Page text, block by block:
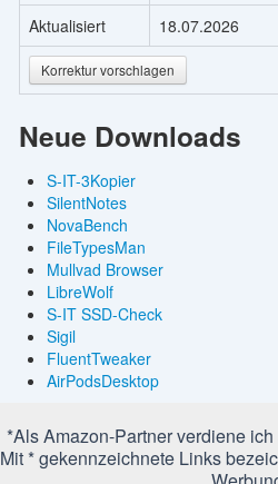
Aktualisiert
18.07.2026
Korrektur vorschlagen
Neue Downloads
S-IT-3Kopier
SilentNotes
NovaBench
FileTypesMan
Mullvad Browser
LibreWolf
S-IT SSD-Check
Sigil
FluentTweaker
AirPodsDesktop
*Als Amazon-Partner verdiene
Mit * gekennzeichnete Links